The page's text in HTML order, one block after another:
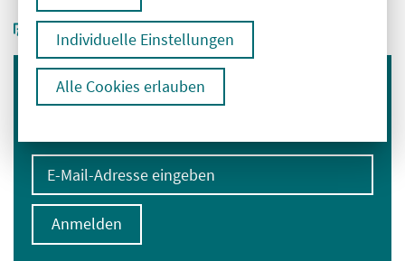
Individuelle Einstellungen
Alle Cookies erlauben
Immer informiert bleiben
E-Mail-Adresse eingeben
Anmelden